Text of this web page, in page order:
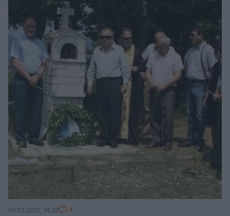
09.03.2021, 14:22 4